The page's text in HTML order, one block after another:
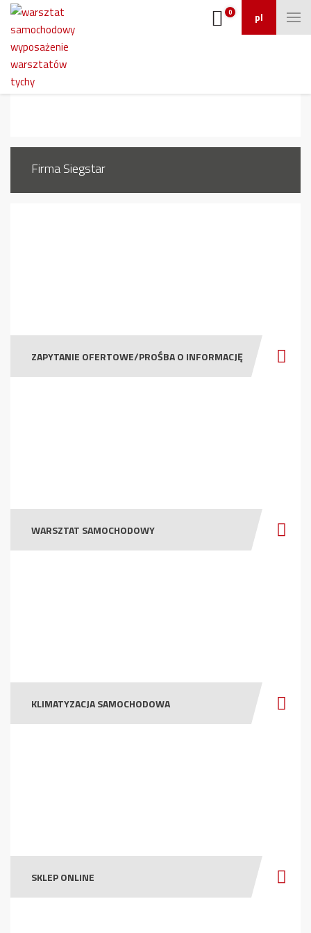
pl
0
1
Firma Siegstar
ZAPYTANIE OFERTOWE/PROŚBA O INFORMACJĘ
WARSZTAT SAMOCHODOWY
KLIMATYZACJA SAMOCHODOWA
SKLEP ONLINE